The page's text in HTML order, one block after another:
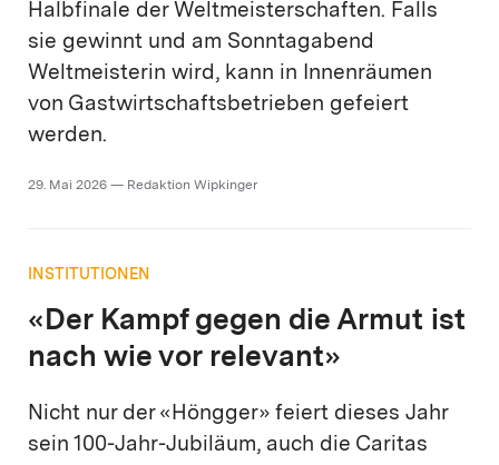
Halbfinale der Weltmeisterschaften. Falls
sie gewinnt und am Sonntagabend
Weltmeisterin wird, kann in Innenräumen
von Gastwirtschaftsbetrieben gefeiert
werden.
29. Mai 2026 — Redaktion Wipkinger
INSTITUTIONEN
«Der Kampf gegen die Armut ist
nach wie vor relevant»
Nicht nur der «Höngger» feiert dieses Jahr
sein 100-Jahr-Jubiläum, auch die Caritas